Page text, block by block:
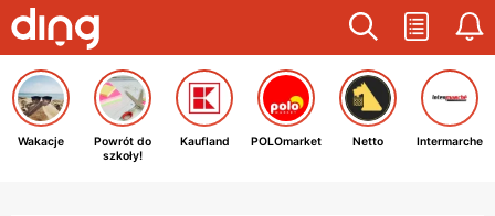
Wakacje
Powrót do
szkoły!
Kaufland POLOmarket Netto Intermarche